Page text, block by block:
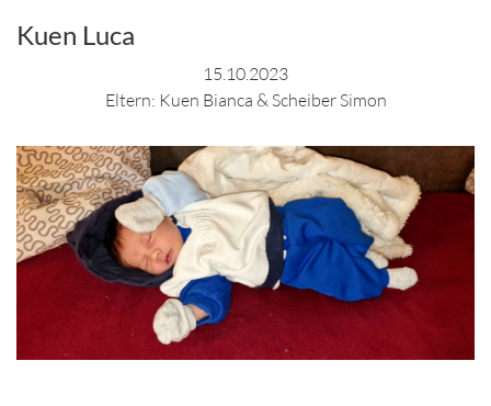
Kuen Luca
15.10.2023
Eltern: Kuen Bianca & Scheiber Simon